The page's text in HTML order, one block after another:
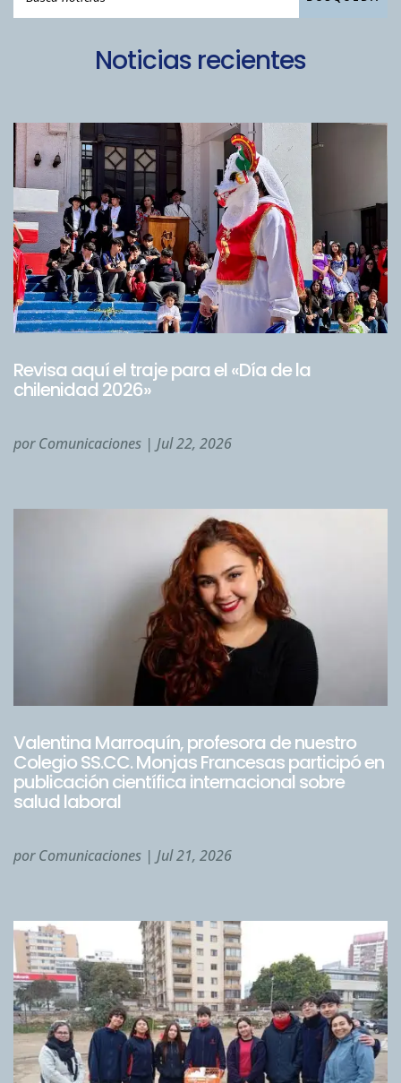
Noticias recientes
Revisa aquí el traje para el «Día de la
chilenidad 2026»
porComunicaciones | Jul 22, 2026
Valentina Marroquín, profesora de nuestro
Colegio SS.CC. Monjas Francesas participó en
publicación científica internacional sobre
salud laboral
porComunicaciones | Jul 21, 2026